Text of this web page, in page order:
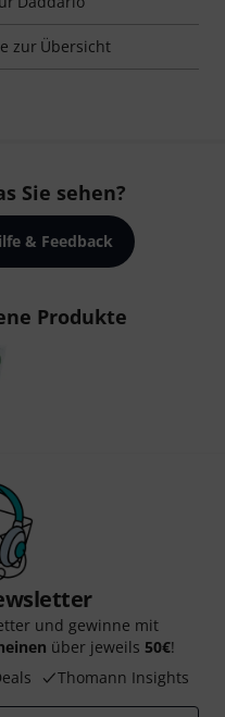
zur Übersicht
Sie sehen?
& Feedback
Produkte
und gewinne mit
über jeweils 50€!
Thomann Insights